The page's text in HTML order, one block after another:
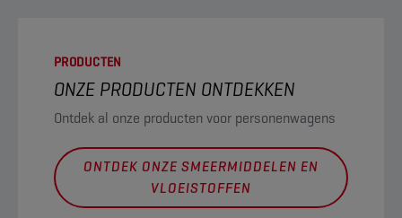
PRODUCTEN
ONZE PRODUCTEN ONTDEKKEN
Ontdek al onze producten voor personenwagens
ONTDEK ONZE SMEERMIDDELEN EN
VLOEISTOFFEN